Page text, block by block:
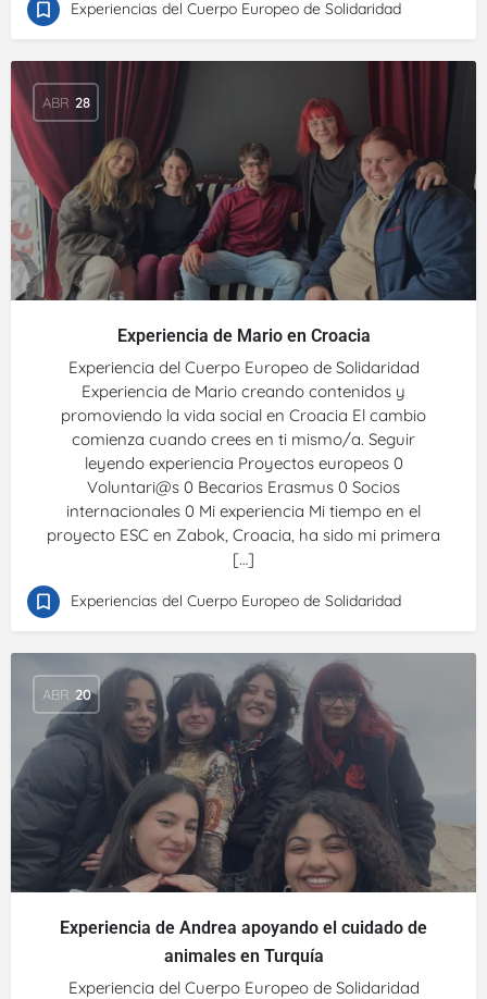
Experiencias del Cuerpo Europeo de Solidaridad
ABR 28
Experiencia de Mario en Croacia
Experiencia del Cuerpo Europeo de Solidaridad
Experiencia de Mario creando contenidos y
promoviendo la vida social en Croacia El cambio
comienza cuando crees en ti mismo/a. Seguir
leyendo experiencia Proyectos europeos 0
Voluntari@s 0 Becarios Erasmus 0 Socios
internacionales 0 Mi experiencia Mi tiempo en el
proyecto ESC en Zabok, Croacia, ha sido mi primera
[…]
Experiencias del Cuerpo Europeo de Solidaridad
ABR 20
Experiencia de Andrea apoyando el cuidado de
animales en Turquía
Experiencia del Cuerpo Europeo de Solidaridad